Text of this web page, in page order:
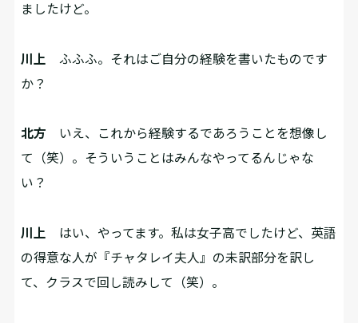
ましたけど。
川上
ふふふ。それはご自分の経験を書いたものです
か？
北方 いえ、これから経験するであろうことを想像し
て（笑）。そういうことはみんなやってるんじゃな
い？
川上
はい、やってます。私は女子高でしたけど、英語
の得意な人が『チャタレイ夫人』の未訳部分を訳し
て、クラスで回し読みして（笑）。